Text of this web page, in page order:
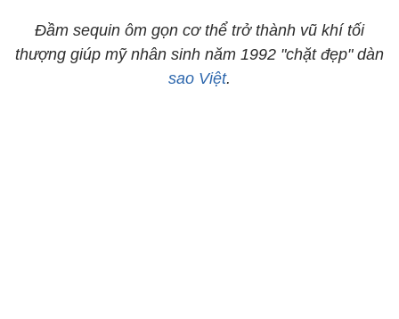
Đầm sequin ôm gọn cơ thể trở thành vũ khí tối
thượng giúp mỹ nhân sinh năm 1992 "chặt đẹp" dàn
sao Việt.